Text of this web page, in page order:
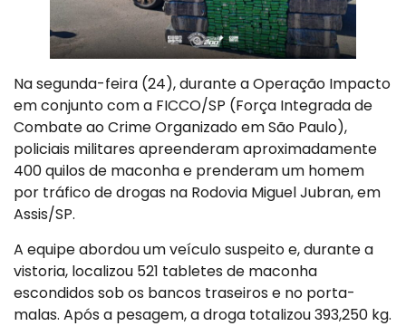
Na segunda-feira (24), durante a Operação Impacto
em conjunto com a FICCO/SP (Força Integrada de
Combate ao Crime Organizado em São Paulo),
policiais militares apreenderam aproximadamente
400 quilos de maconha e prenderam um homem
por tráfico de drogas na Rodovia Miguel Jubran, em
Assis/SP.
A equipe abordou um veículo suspeito e, durante a
vistoria, localizou 521 tabletes de maconha
escondidos sob os bancos traseiros e no porta-
malas. Após a pesagem, a droga totalizou 393,250 kg.